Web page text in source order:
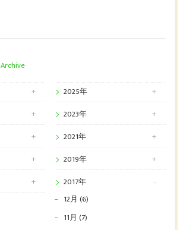
Archive
2025年
2023年
2021年
2019年
2017年
12月 (6)
11月 (7)